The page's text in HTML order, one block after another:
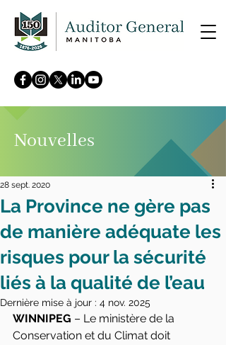
Nouvelles
La Province ne gère pas
de manière adéquate les
risques pour la sécurité
liés à la qualité de l’eau
28 sept. 2020
Dernière mise à jour : 4 nov. 2025
WINNIPEG – Le ministère de la
Conservation et du Climat doit